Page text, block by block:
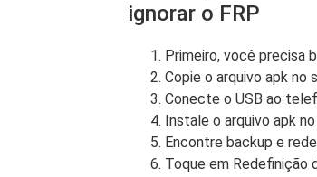
ignorar o FRP
Primeiro, você precisa
Copie o arquivo apk no
Conecte o USB ao
Instale o arquivo apk
Encontre backup e
Toque em Redefinição